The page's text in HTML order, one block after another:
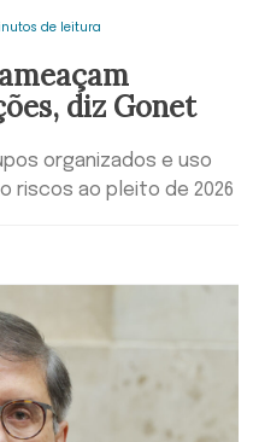
de leitura
diz Gonet
organizados e uso
riscos ao pleito de 2026